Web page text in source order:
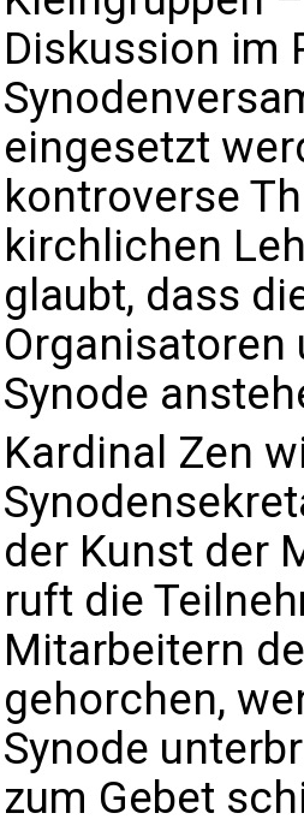
Diskussion im
eingesetzt
kontroverse
kirchlichen
glaubt, dass
Organisatoren
Synode
Kardinal Zen
der Kunst der
ruft die
Mitarbeitern
gehorchen,
Synode
zum Gebet